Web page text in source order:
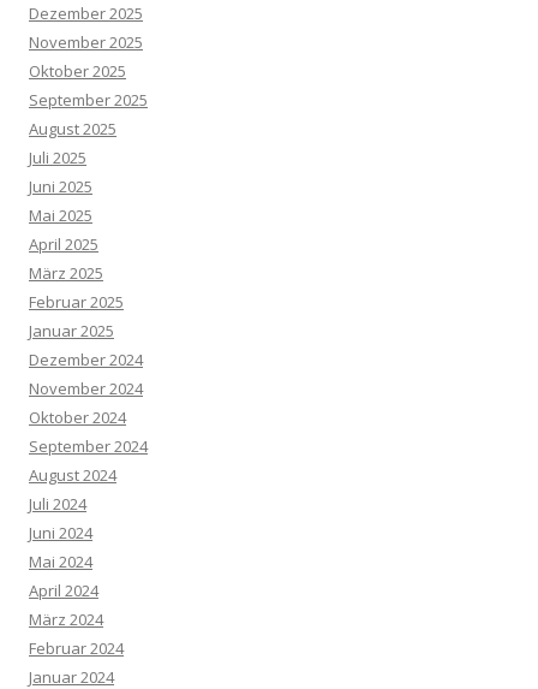
Dezember 2025
November 2025
Oktober 2025
September 2025
August 2025
Juli 2025
Juni 2025
Mai 2025
April 2025
März 2025
Februar 2025
Januar 2025
Dezember 2024
November 2024
Oktober 2024
September 2024
August 2024
Juli 2024
Juni 2024
Mai 2024
April 2024
März 2024
Februar 2024
Januar 2024